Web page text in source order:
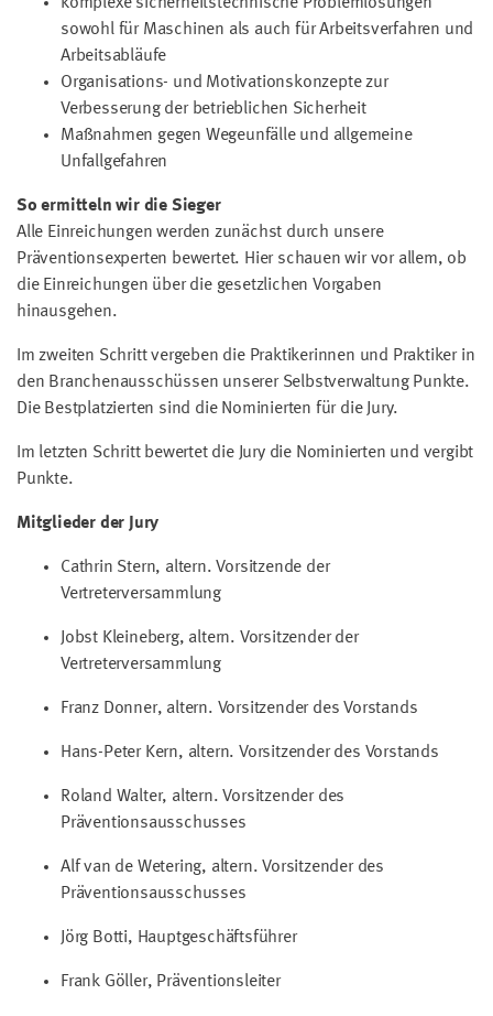
sowohl für Maschinen als auch für Arbeitsverfahren und
Arbeitsabläufe
Organisations- und Motivationskonzepte zur
Verbesserung der betrieblichen Sicherheit
Maßnahmen gegen Wegeunfälle und allgemeine
Unfallgefahren
So ermitteln wir die Sieger
Alle Einreichungen werden zunächst durch unsere
Präventionsexperten bewertet. Hier schauen wir vor allem, ob
die Einreichungen über die gesetzlichen Vorgaben
hinausgehen.
Im zweiten Schritt vergeben die Praktikerinnen und Praktiker in
den Branchenausschüssen unserer Selbstverwaltung Punkte.
Die Bestplatzierten sind die Nominierten für die Jury.
Im letzten Schritt bewertet die Jury die Nominierten und vergibt
Punkte.
Mitglieder der Jury
Cathrin Stern, altern. Vorsitzende der
Vertreterversammlung
Jobst Kleineberg, altern. Vorsitzender der
Vertreterversammlung
Franz Donner, altern. Vorsitzender des Vorstands
Hans-Peter Kern, altern. Vorsitzender des Vorstands
Roland Walter, altern. Vorsitzender des
Präventionsausschusses
Alf van de Wetering, altern. Vorsitzender des
Präventionsausschusses
Jörg Botti, Hauptgeschäftsführer
Frank Göller, Präventionsleiter